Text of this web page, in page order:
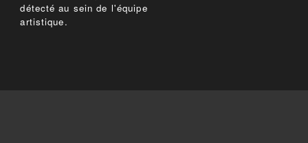
détecté au sein de l'équipe
artistique.